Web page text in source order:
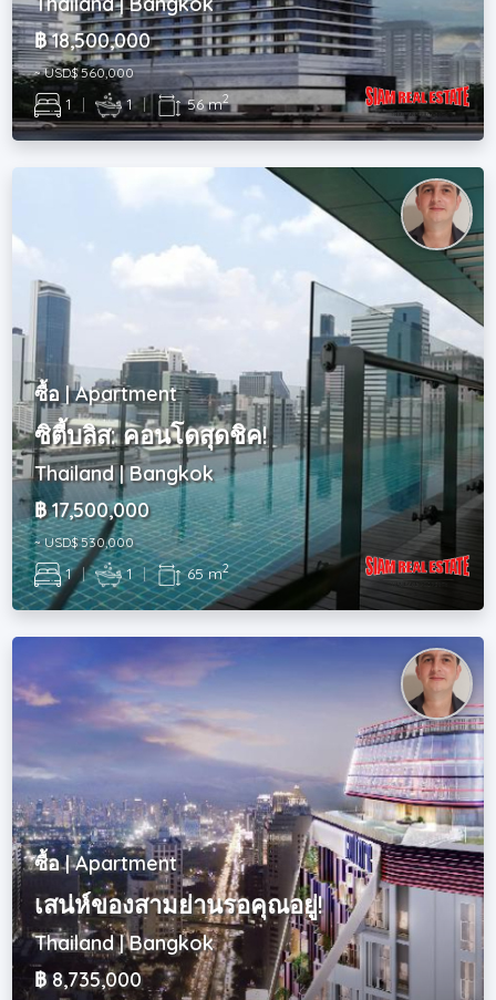
฿ 18,500,000
~ USD$ 560,000
1 | 1 | 56 m2
ซื้อ | Apartment
ซิตี้บลิส: คอนโดสุดชิค!
Thailand | Bangkok
฿ 17,500,000
~ USD$ 530,000
1 | 1 | 65 m2
ซื้อ | Apartment
เสน่ห์ของสามย่านรอคุณอยู่!
Thailand | Bangkok
฿ 8,735,000